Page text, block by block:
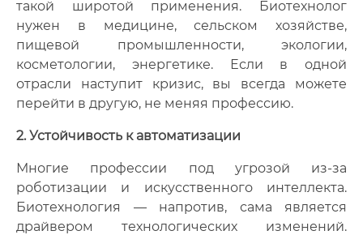
такой широтой применения. Биотехнолог
нужен в медицине, сельском хозяйстве,
пищевой промышленности, экологии,
косметологии, энергетике. Если в одной
отрасли наступит кризис, вы всегда можете
перейти в другую, не меняя профессию.
2. Устойчивость к автоматизации
Многие профессии под угрозой из-за
роботизации и искусственного интеллекта.
Биотехнология — напротив, сама является
драйвером технологических изменений.